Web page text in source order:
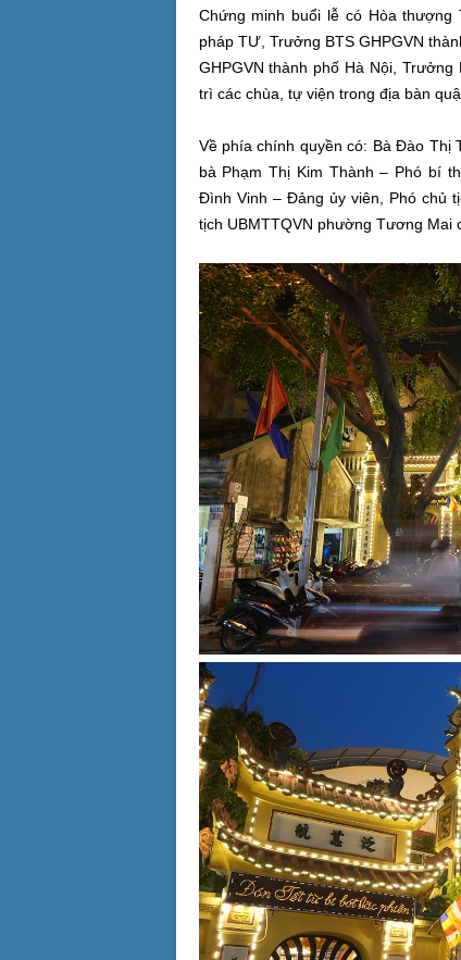
Chứng minh buổi lễ có Hòa thượng
pháp TƯ, Trưởng BTS GHPGVN
GHPGVN thành phố Hà Nội,
trì các chùa, tự viện trong địa bàn
Về phía chính quyền có: Bà Đào Thị
bà Phạm Thị Kim Thành – Phó bí
Đình Vinh – Đảng ủy viên, Phó chủ
tịch UBMTTQVN phường Tương Mai